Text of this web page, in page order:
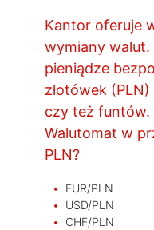
Kantor oferuje
wymiany walut.
pieniądze
złotówek
czy też funtów.
Walutomat w
PLN?
EUR/PLN
USD/PLN
CHF/PLN